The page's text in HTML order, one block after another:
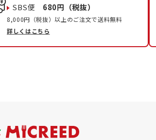
SBS便 680円（税抜）
8,000円（税抜）以上のご注文で送料無料
詳しくはこちら